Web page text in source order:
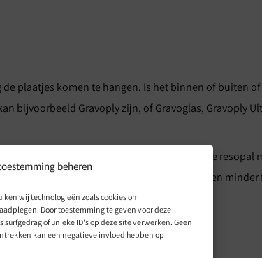
beheren
wij technologieën zoals cookies om
Door toestemming te geven voor deze
of unieke ID's op deze site verwerken. Geen
kan een negatieve invloed hebben op
plaatjes komen te hangen. Is het binnen of buiten
bijvoorbeeld Gravoply zijn, of Gravoglas, Gravoply
zekerheid van 25 jaar garantie. De moderne resopal
kleuren en verschillende diktes, meer en